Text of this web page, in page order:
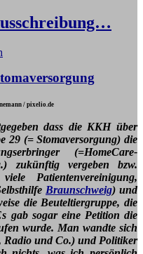
/ pixelio.de
dass die KKH über
29 (= Stomaversorgung) die
(=HomeCare-
zukünftig vergeben bzw.
Patientenvereinigung,
Braunschweig) und
die Beuteltiergruppe, die
gab sogar eine Petition die
wurde. Man wandte sich
Radio und Co.) und Politiker